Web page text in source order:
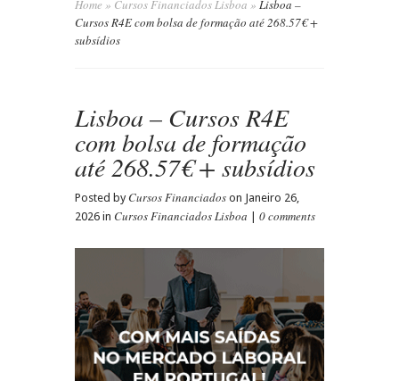
Home » Cursos Financiados Lisboa » Lisboa –
Cursos R4E com bolsa de formação até 268.57€ +
subsídios
Lisboa – Cursos R4E
com bolsa de formação
até 268.57€ + subsídios
Posted by Cursos Financiados on Janeiro 26,
2026 in Cursos Financiados Lisboa 0 comments